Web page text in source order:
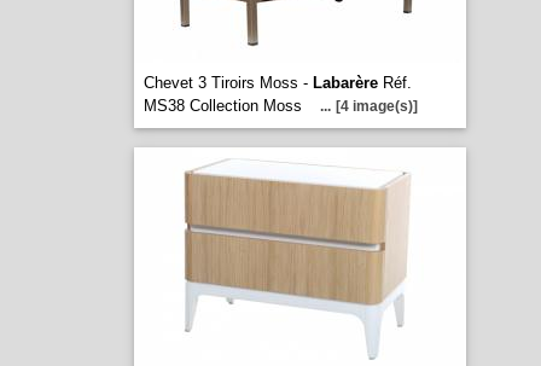
Chevet 3 Tiroirs Moss - LabarèreRéf.
MS38 Collection Moss
... [4 image(s)]